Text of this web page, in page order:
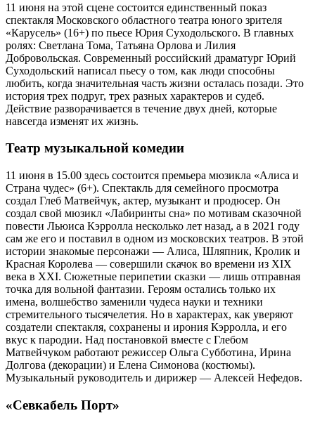
11 июня на этой сцене состоится единственный показ
спектакля Московского областного театра юного зрителя
«Карусель» (16+) по пьесе Юрия Суходольского. В главных
ролях: Светлана Тома, Татьяна Орлова и Лилия
Добровольская. Современный российский драматург Юрий
Суходольский написал пьесу о том, как люди способны
любить, когда значительная часть жизни осталась позади. Это
история трех подруг, трех разных характеров и судеб.
Действие разворачивается в течение двух дней, которые
навсегда изменят их жизнь.
Театр музыкальной комедии
11 июня в 15.00 здесь состоится премьера мюзикла «Алиса и
Страна чудес» (6+). Спектакль для семейного просмотра
создал Глеб Матвейчук, актер, музыкант и продюсер. Он
создал свой мюзикл «Лабиринты сна» по мотивам сказочной
повести Льюиса Кэрролла несколько лет назад, а в 2021 году
сам же его и поставил в одном из московских театров. В этой
истории знакомые персонажи — Алиса, Шляпник, Кролик и
Красная Королева — совершили скачок во времени из XIX
века в XXI. Сюжетные перипетии сказки — лишь отправная
точка для вольной фантазии. Героям остались только их
имена, волшебство заменили чудеса науки и техники
стремительного тысячелетия. Но в характерах, как уверяют
создатели спектакля, сохранены и ирония Кэрролла, и его
вкус к пародии. Над постановкой вместе с Глебом
Матвейчуком работают режиссер Ольга Субботина, Ирина
Долгова (декорации) и Елена Симонова (костюмы).
Музыкальный руководитель и дирижер — Алексей Нефедов.
«Севкабель Порт»